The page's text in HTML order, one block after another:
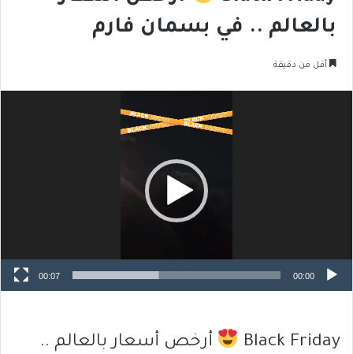
بالعالم .. في بسمان فارم
أقل من دقيقة
00:00
00:07
Black Friday
أرخص أسعار بالعالم ..